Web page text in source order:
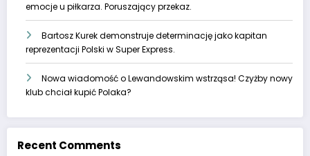
emocje u piłkarza. Poruszający przekaz.
Bartosz Kurek demonstruje determinację jako kapitan
reprezentacji Polski w Super Express.
Nowa wiadomość o Lewandowskim wstrząsa! Czyżby nowy
klub chciał kupić Polaka?
Recent Comments